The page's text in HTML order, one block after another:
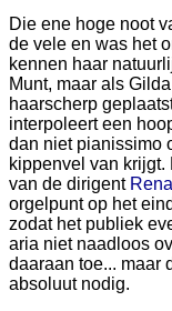
Die ene hoge noot
de vele en was het
kennen haar
Munt, maar als
haarscherp
interpoleert een
dan niet pianissimo
kippenvel van
van de dirigent
orgelpunt op het
zodat het publiek
aria niet naadloos
daaraan toe... maar
absoluut nodig.